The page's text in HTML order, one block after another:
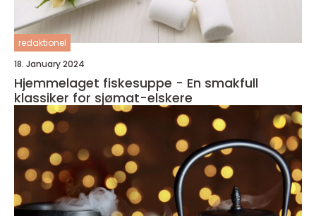
redaktionel
18. January 2024
Hjemmelaget fiskesuppe - En smakfull
klassiker for sjømat-elskere